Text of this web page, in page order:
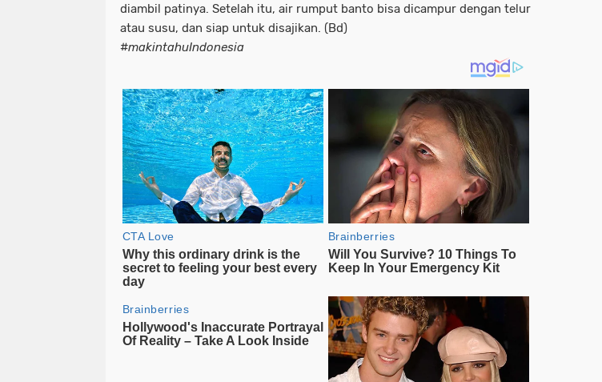
diambil patinya. Setelah itu, air rumput banto bisa dicampur dengan telur
atau susu, dan siap untuk disajikan. (Bd)
#makintahuIndonesia